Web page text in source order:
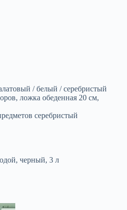
/ белый / серебристый
ложка обеденная 20 см,
серебристый
черный, 3 л